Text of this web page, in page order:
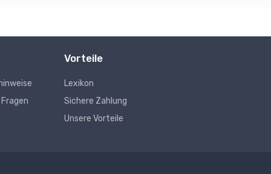
Vorteile
Lexikon
Sichere Zahlung
Unsere Vorteile